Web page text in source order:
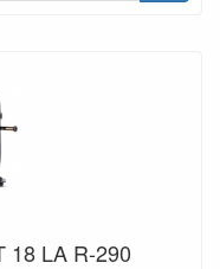
18 LA R-290